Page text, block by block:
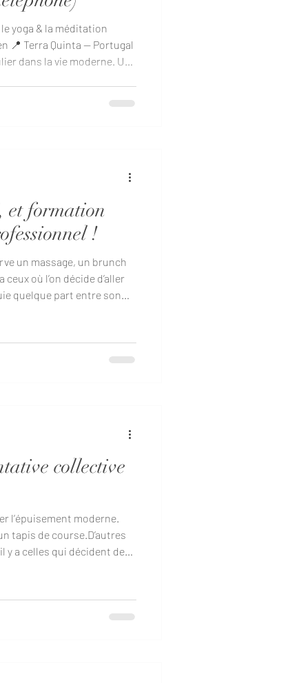
yoga & la méditation
📍 Terra Quinta — Portugal
dans la vie moderne. Un
précis. En général, c’est à
formation
!
un massage, un brunch
où l’on décide d’aller
quelque part entre son
d’Alma.Un nom
les sceptiques et
collective
l’épuisement moderne.
tapis de course.D’autres
y a celles qui décident de
Franchement, c’est
Du 27 juin au 2 juillet